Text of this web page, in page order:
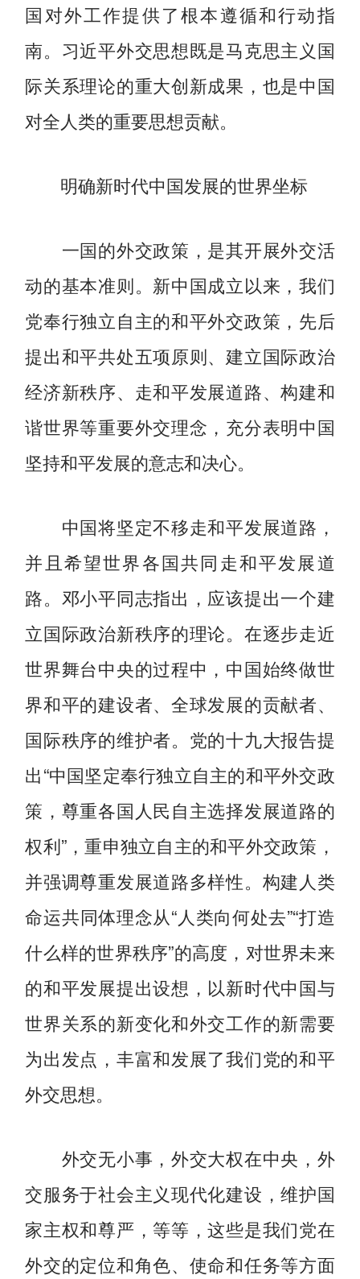
国对外工作提供了根本遵循和行动指
南。习近平外交思想既是马克思主义国
际关系理论的重大创新成果，也是中国
对全人类的重要思想贡献。
明确新时代中国发展的世界坐标
一国的外交政策，是其开展外交活
动的基本准则。新中国成立以来，我们
党奉行独立自主的和平外交政策，先后
提出和平共处五项原则、建立国际政治
经济新秩序、走和平发展道路、构建和
谐世界等重要外交理念，充分表明中国
坚持和平发展的意志和决心。
中国将坚定不移走和平发展道路，
并且希望世界各国共同走和平发展道
路。邓小平同志指出，应该提出一个建
立国际政治新秩序的理论。在逐步走近
世界舞台中央的过程中，中国始终做世
界和平的建设者、全球发展的贡献者、
国际秩序的维护者。党的十九大报告提
出“中国坚定奉行独立自主的和平外交政
策，尊重各国人民自主选择发展道路的
权利”，重申独立自主的和平外交政策，
并强调尊重发展道路多样性。构建人类
命运共同体理念从“人类向何处去”“打造
什么样的世界秩序”的高度，对世界未来
的和平发展提出设想，以新时代中国与
世界关系的新变化和外交工作的新需要
为出发点，丰富和发展了我们党的和平
外交思想。
外交无小事，外交大权在中央，外
交服务于社会主义现代化建设，维护国
家主权和尊严，等等，这些是我们党在
外交的定位和角色、使命和任务等方面